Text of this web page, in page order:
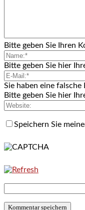
Bitte geben Sie Ihren
Bitte geben Sie hier
Sie haben eine falsche
Bitte geben Sie hier
Speichern Sie